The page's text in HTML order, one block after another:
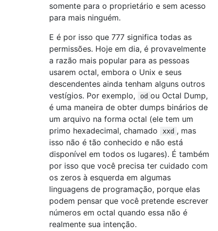
somente para o proprietário e sem acesso
para mais ninguém.
E é por isso que 777 significa todas as
permissões. Hoje em dia, é provavelmente
a razão mais popular para as pessoas
usarem octal, embora o Unix e seus
descendentes ainda tenham alguns outros
vestígios. Por exemplo,
od ou Octal Dump,
é uma maneira de obter dumps binários de
um arquivo na forma octal (ele tem um
primo hexadecimal, chamado
xxd , mas
isso não é tão conhecido e não está
disponível em todos os lugares). É também
por isso que você precisa ter cuidado com
os zeros à esquerda em algumas
linguagens de programação, porque elas
podem pensar que você pretende escrever
números em octal quando essa não é
realmente sua intenção.